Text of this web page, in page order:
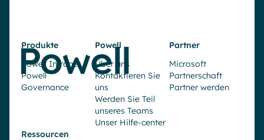
Produkte
Powell Intranet
Powell
Governance
Powell
Über uns
Kontaktieren Sie
uns
Werden Sie Teil
unseres Teams
Unser Hilfe-center
Partner
Microsoft
Partnerschaft
Partner werden
Ressourcen